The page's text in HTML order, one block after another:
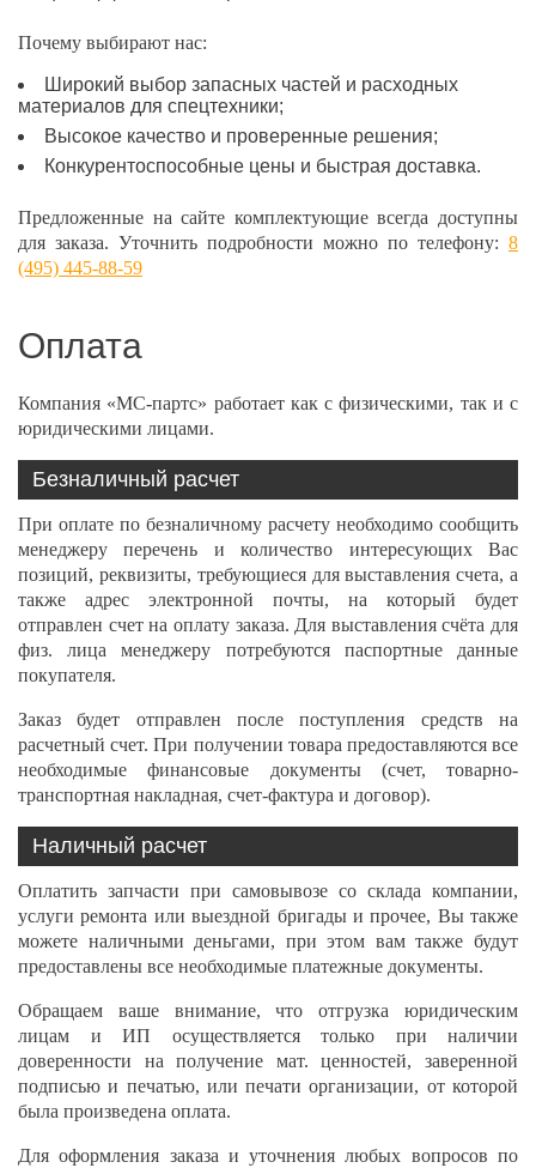
Почему выбирают нас:
Широкий выбор запасных частей и расходных
материалов для спецтехники;
Высокое качество и проверенные решения;
Конкурентоспособные цены и быстрая доставка.
Предложенные на сайте комплектующие всегда доступны
для заказа. Уточнить подробности можно по телефону: 8
(495) 445-88-59
Оплата
Компания «МС-партс» работает как с физическими, так и с
юридическими лицами.
Безналичный расчет
При оплате по безналичному расчету необходимо сообщить
менеджеру перечень и количество интересующих Вас
позиций, реквизиты, требующиеся для выставления счета, а
также адрес электронной почты, на который будет
отправлен счет на оплату заказа. Для выставления счёта для
физ. лица менеджеру потребуются паспортные данные
покупателя.
Заказ будет отправлен после поступления средств на
расчетный счет. При получении товара предоставляются все
необходимые финансовые документы (счет, товарно-
транспортная накладная, счет-фактура и договор).
Наличный расчет
Оплатить запчасти при самовывозе со склада компании,
услуги ремонта или выездной бригады и прочее, Вы также
можете наличными деньгами, при этом вам также будут
предоставлены все необходимые платежные документы.
Обращаем ваше внимание, что отгрузка юридическим
лицам и ИП осуществляется только при наличии
доверенности на получение мат. ценностей, заверенной
подписью и печатью, или печати организации, от которой
была произведена оплата.
Для оформления заказа и уточнения любых вопросов по